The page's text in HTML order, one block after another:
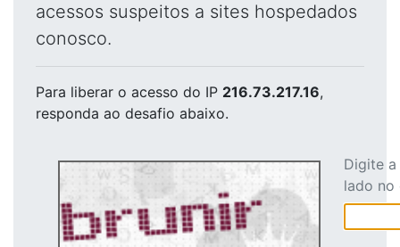
acessos suspeitos a sites hospedados
conosco.
Para liberar o acesso do IP 216.73.217.16,
responda ao desafio abaixo.
Digite
lado no